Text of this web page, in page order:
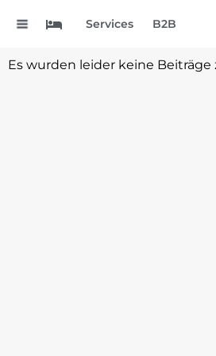
Services B2B
Es wurden leider keine